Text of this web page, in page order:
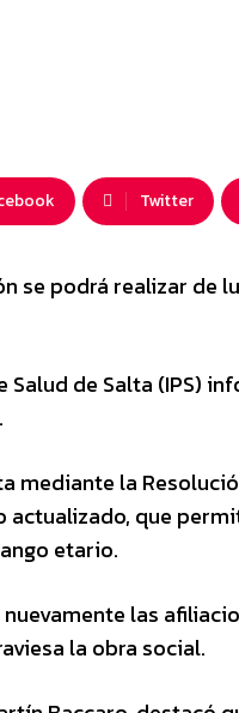
Twitter
se podrá realizar de
Salud de Salta (IPS)
mediante la
que
etario.
las
la obra social.